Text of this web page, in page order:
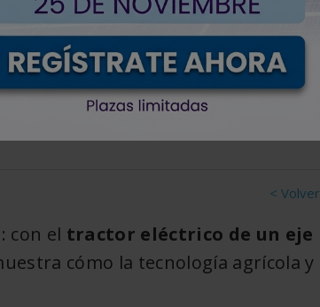
ejes sin
< Volver
con el tractor eléctrico de un eje
cómo la tecnología agrícola y